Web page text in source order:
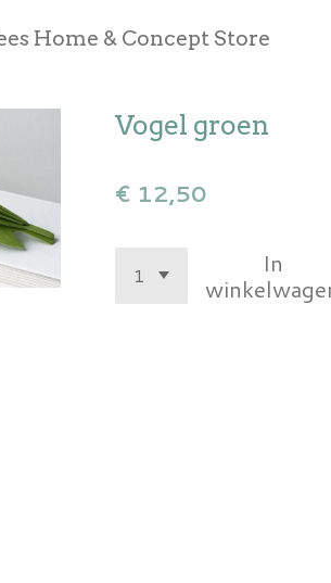
Home & Concept Store
Vogel groen
€ 12,50
In